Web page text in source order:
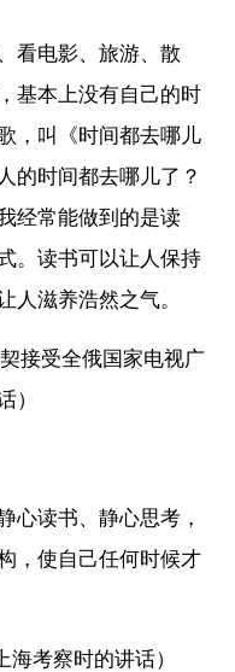
看电影、旅游、散
基本上没有自己的时
，叫《时间都去哪儿
的时间都去哪儿了？
经常能做到的是读
。读书可以让人保持
人滋养浩然之气。
接受全俄国家电视广
）
心读书、静心思考，
，使自己任何时候才
海考察时的讲话）